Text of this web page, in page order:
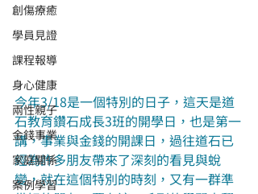
創傷療癒
學員見證
課程報導
身心健康
兩性親子
金錢事業
家庭關係
案例學習
今年3/18是一個特別的日子，這天是道
石教育鑽石成長3班的開學日，也是第一
講，事業與金錢的開課日，過往道石已
經為許多朋友帶來了深刻的看見與蛻
變，就在這個特別的時刻，又有一群準